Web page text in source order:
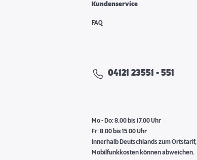
Kundenservice
FAQ
04121 23551 - 551
Mo - Do: 8.00 bis 17.00 Uhr
Fr: 8.00 bis 15.00 Uhr
Innerhalb Deutschlands zum Ortstarif,
Mobilfunkkosten können abweichen.